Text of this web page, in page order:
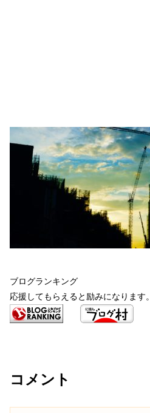
ブログランキング
応援してもらえると励みになります。
コメント